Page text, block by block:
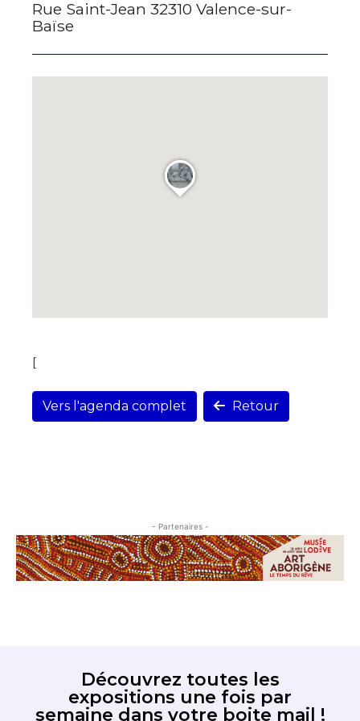
Rue Saint-Jean 32310 Valence-sur-
Baïse
[
Vers l'agenda complet Retour
- Partenaires -
Découvrez toutes les
expositions une fois par
semaine dans votre boite mail !